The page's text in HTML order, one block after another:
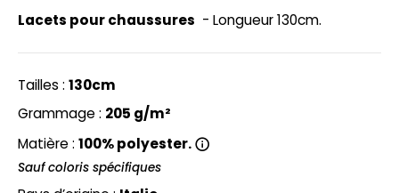
DE SERIE
IN EUROPE
SI ON L'APPELAIT FRANCIS
BY PROMODORO
HALES
Lacets pour chaussures - Longueur 130cm.
Tailles : 130cm
Grammage : 205 g/m²
Matière : 100% polyester.
Sauf coloris spécifiques